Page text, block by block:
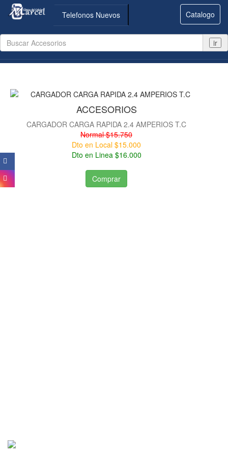
Telefonos Nuevos Catalogo
ir
ACCESORIOS
CARGADOR CARGA RAPIDA 2.4 AMPERIOS T.C
Normal $15.750
Dto en Local $15.000
Dto en Linea $16.000